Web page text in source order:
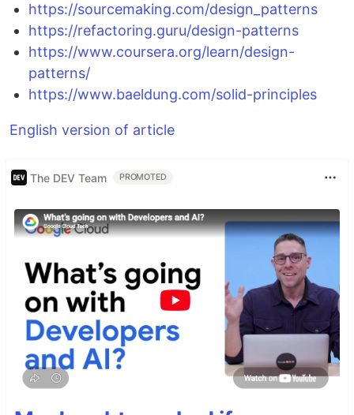
https://sourcemaking.com/design_patterns
https://refactoring.guru/design-patterns
https://www.coursera.org/learn/design-
patterns/
https://www.baeldung.com/solid-principles
English version of article
The DEV Team PROMOTED